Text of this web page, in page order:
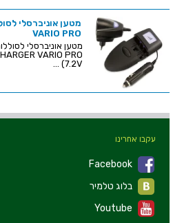
VARIO PRO
7.2V) ...
עקבו אחרינו
Facebook
Youtube